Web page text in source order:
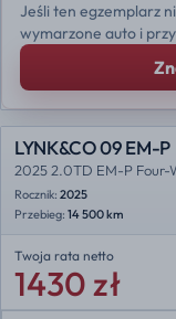
Jeśli ten egzemplarz
wymarzone auto i
LYNK&CO 09 EM-P
2025 2.0TD EM-P Four-
Rocznik: 2025
Przebieg: 14 500 km
Twoja rata netto
1430 zł